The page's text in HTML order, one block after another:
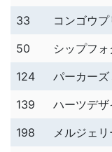
33
コンゴウ
50
シップフ
124
パーカー
139
ハーツデ
198
メルジェ